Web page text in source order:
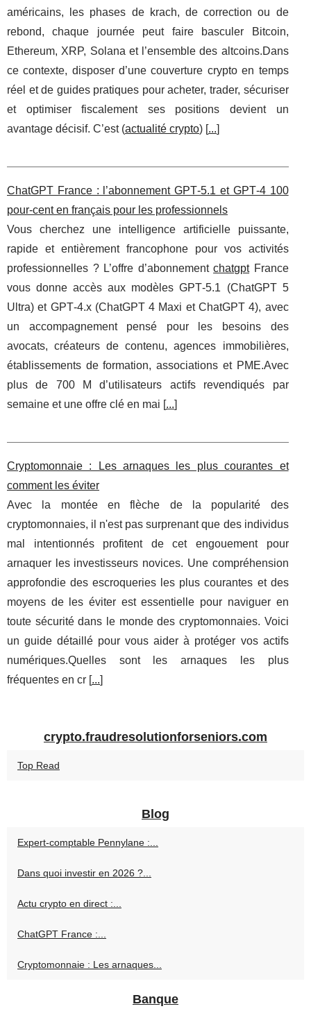
américains, les phases de krach, de correction ou de
rebond, chaque journée peut faire basculer Bitcoin,
Ethereum, XRP, Solana et l’ensemble des altcoins.Dans
ce contexte, disposer d’une couverture crypto en temps
réel et de guides pratiques pour acheter, trader, sécuriser
et optimiser fiscalement ses positions devient un
avantage décisif. C’est (actualité crypto) [...]
ChatGPT France : l’abonnement GPT‑5.1 et GPT‑4 100
pour-cent en français pour les professionnels
Vous cherchez une intelligence artificielle puissante,
rapide et entièrement francophone pour vos activités
professionnelles ? L’offre d’abonnementchatgptFrance
vous donne accès aux modèles GPT‑5.1 (ChatGPT 5
Ultra) et GPT‑4.x (ChatGPT 4 Maxi et ChatGPT 4), avec
un accompagnement pensé pour les besoins des
avocats, créateurs de contenu, agences immobilières,
établissements de formation, associations et PME.Avec
plus de 700 M d’utilisateurs actifs revendiqués par
semaine et une offre clé en mai [...]
Cryptomonnaie : Les arnaques les plus courantes et
comment les éviter
Avec la montée en flèche de la popularité des
cryptomonnaies, il n'est pas surprenant que des individus
mal intentionnés profitent de cet engouement pour
arnaquer les investisseurs novices. Une compréhension
approfondie des escroqueries les plus courantes et des
moyens de les éviter est essentielle pour naviguer en
toute sécurité dans le monde des cryptomonnaies. Voici
un guide détaillé pour vous aider à protéger vos actifs
numériques.Quelles sont les arnaques les plus
fréquentes en cr [...]
crypto.fraudresolutionforseniors.com
Top Read
Blog
Expert-comptable Pennylane :...
Dans quoi investir en 2026 ?...
Actu crypto en direct :...
ChatGPT France :...
Cryptomonnaie : Les arnaques...
Banque